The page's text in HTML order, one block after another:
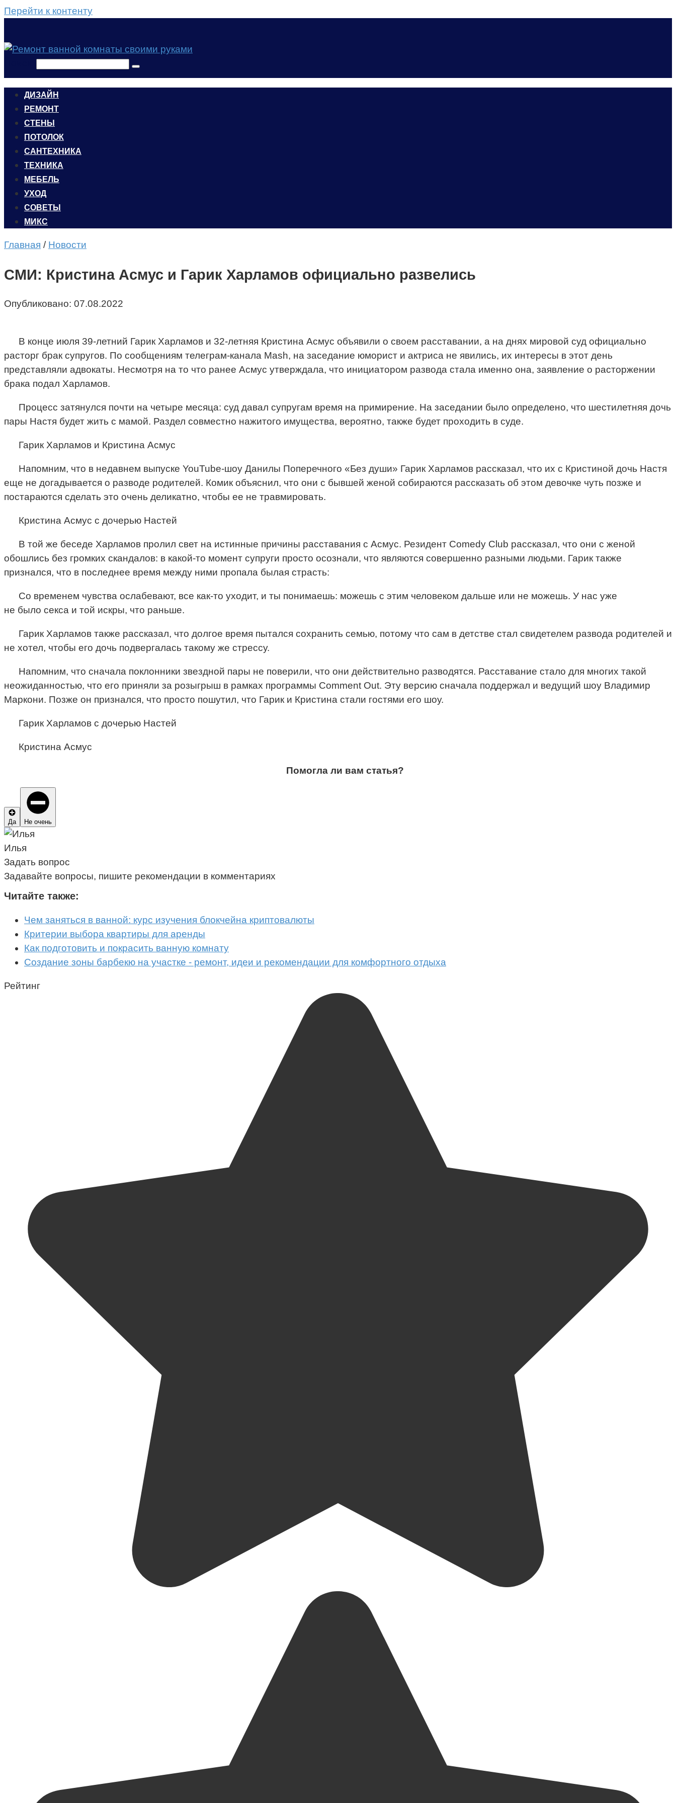
Перейти к контенту
ДИЗАЙН
РЕМОНТ
СТЕНЫ
ПОТОЛОК
САНТЕХНИКА
ТЕХНИКА
МЕБЕЛЬ
УХОД
CОВЕТЫ
МИКС
Главная / Новости
СМИ: Кристина Асмус и Гарик Харламов официально развелись
Опубликовано: 07.08.2022
В конце июля 39-летний Гарик Харламов и 32-летняя Кристина Асмус объявили о своем расставании, а на днях мировой суд официально
расторг брак супругов. По сообщениям телеграм-канала Mash, на заседание юморист и актриса не явились, их интересы в этот день
представляли адвокаты. Несмотря на то что ранее Асмус утверждала, что инициатором развода стала именно она, заявление о расторжении
брака подал Харламов.
Процесс затянулся почти на четыре месяца: суд давал супругам время на примирение. На заседании было определено, что шестилетняя дочь
пары Настя будет жить с мамой. Раздел совместно нажитого имущества, вероятно, также будет проходить в суде.
Гарик Харламов и Кристина Асмус
Напомним, что в недавнем выпуске YouTube-шоу Данилы Поперечного «Без души» Гарик Харламов рассказал, что их с Кристиной дочь Настя
еще не догадывается о разводе родителей. Комик объяснил, что они с бывшей женой собираются рассказать об этом девочке чуть позже и
постараются сделать это очень деликатно, чтобы ее не травмировать.
Кристина Асмус с дочерью Настей
В той же беседе Харламов пролил свет на истинные причины расставания с Асмус. Резидент Comedy Club рассказал, что они с женой
обошлись без громких скандалов: в какой-то момент супруги просто осознали, что являются совершенно разными людьми. Гарик также
признался, что в последнее время между ними пропала былая страсть:
Со временем чувства ослабевают, все как-то уходит, и ты понимаешь: можешь с этим человеком дальше или не можешь. У нас уже
не было секса и той искры, что раньше.
Гарик Харламов также рассказал, что долгое время пытался сохранить семью, потому что сам в детстве стал свидетелем развода родителей и
не хотел, чтобы его дочь подвергалась такому же стрессу.
Напомним, что сначала поклонники звездной пары не поверили, что они действительно разводятся. Расставание стало для многих такой
неожиданностью, что его приняли за розыгрыш в рамках программы Comment Out. Эту версию сначала поддержал и ведущий шоу Владимир
Маркони. Позже он признался, что просто пошутил, что Гарик и Кристина стали гостями его шоу.
Гарик Харламов с дочерью Настей
Кристина Асмус
Помогла ли вам статья?
Да Не очень
Илья
Задать вопрос
Задавайте вопросы, пишите рекомендации в комментариях
Читайте также:
Чем заняться в ванной: курс изучения блокчейна криптовалюты
Критерии выбора квартиры для аренды
Как подготовить и покрасить ванную комнату
Создание зоны барбекю на участке - ремонт, идеи и рекомендации для комфортного отдыха
Рейтинг